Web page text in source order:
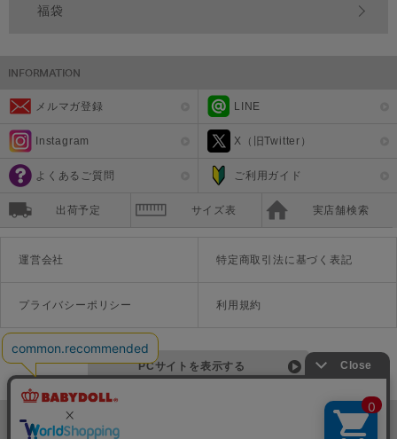
福袋
メルマガ登録 LINE
Instagram X（旧Twitter）
よくあるご質問 ご利用ガイド
出荷予定 サイズ表 実店舗検索
運営会社 特定商取引法に基づく表記
プライバシーポリシー 利用規約
PCサイトを表示する
©Disney ©Disney/Pixar ©Disney. Based on the "Winnie the Pooh" works by A.A. Milne and E.H. Shepard.